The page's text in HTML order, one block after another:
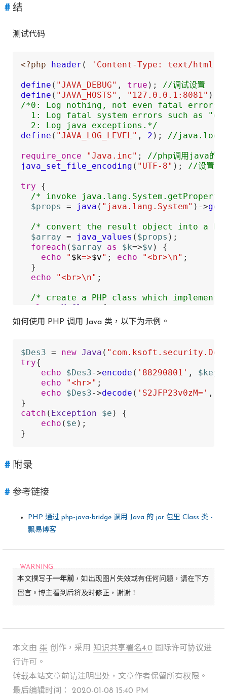
结
测试代码
<?php header ( 'Content-Type: text/html;
define ( "JAVA_DEBUG" , true ); //调试设置
define ( "JAVA_HOSTS" , "127.0.0.1:8081" );
/*0: Log nothing, not even fatal errors.
1: Log fatal system errors such as
  2: Log java exceptions.*/
define ( "JAVA_LOG_LEVEL" , 2 ); //
require_once "Java.inc" ; //php调用java的接
java_set_file_encoding ( "UTF-8" ); //设置
try {
/* invoke
$props
= java ( "java.lang.System" )->
/* convert the result object into a
$array = java_values ( $props );
foreach ( $array as $k=>$v ) {
echo
" $k=>$v" ; echo "<br>\n" ;
  }
echo
"<br>\n" ;
/* create a PHP class which
class
MyClass
{
function toString() { return
  }
/* create a Java object from the PHP
$javaObject = java_closure ( new MyClass
echo
"PHP says that Java says: " ; echo
echo
"<br>\n"
echo java ( "php.java.bridge.Util")-
} catch (JavaException
echo
"An exception occured: "
}
如何使用 PHP 调用 Java 类，以下为示例。
$Des3 = new Java (
try{
echo
$Des3->encode ( '88290801' , $key
echo
"<hr>" ;
echo
$Des3->decode ( 'S2JFP23v0zM=' ,
catch ( Exception $e ) {
echo ( $e );
}
附录
参考链接
PHP 通过 php-java-bridge 调用 Java 的 jar 包里 Class 类 -
飘易博客
本文撰写于一年前 ，如出现图片失效或有任何问题，请在下方
留言。博主看到后将及时修正，谢谢！
本文由 柒 创作，采用 知识共享署名4.0 国际许可协议进
行许可。
转载本站文章前请注明出处，文章作者保留所有权限。
最后编辑时间： 2020-01-08 15:40 PM